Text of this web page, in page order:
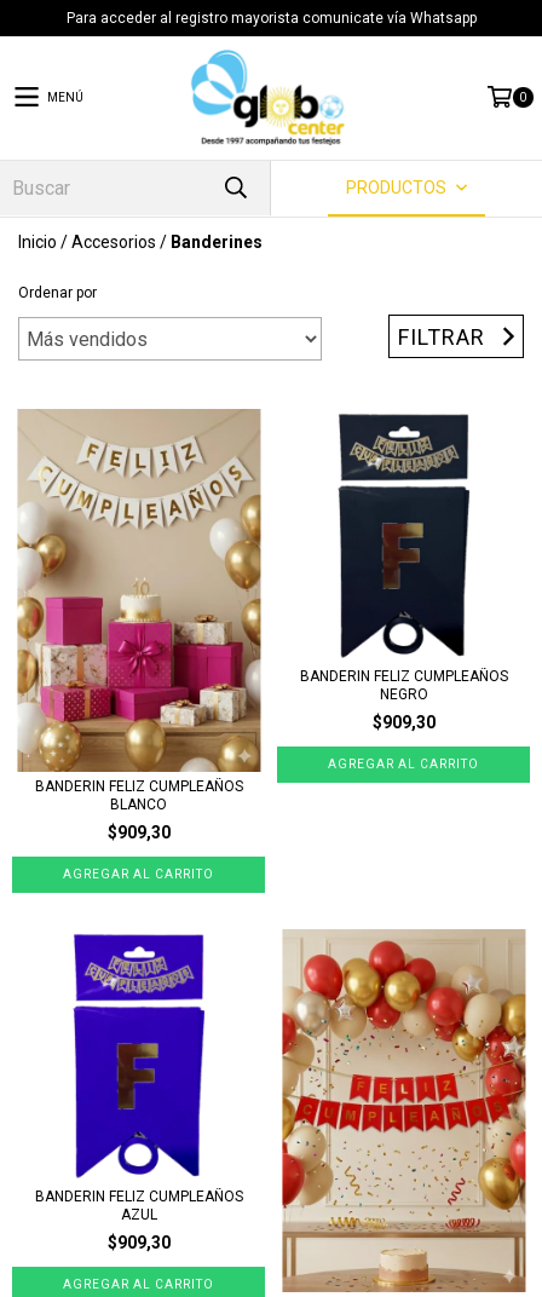
Para acceder al registro mayorista comunicate vía Whatsapp
MENÚ 0
PRODUCTOS
Inicio /Accesorios / Banderines
Ordenar por
FILTRAR
BANDERIN FELIZ CUMPLEAÑOS
BLANCO
$909,30
BANDERIN FELIZ CUMPLEAÑOS
NEGRO
$909,30
BANDERIN FELIZ CUMPLEAÑOS
AZUL
$909,30